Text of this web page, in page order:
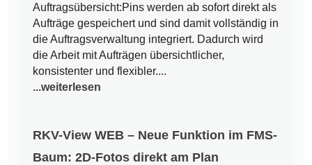
Auftragsübersicht:Pins werden ab sofort direkt als
Aufträge gespeichert und sind damit vollständig in
die Auftragsverwaltung integriert. Dadurch wird
die Arbeit mit Aufträgen übersichtlicher,
konsistenter und flexibler....
...weiterlesen
RKV-View WEB – Neue Funktion im FMS-
Baum: 2D-Fotos direkt am Plan